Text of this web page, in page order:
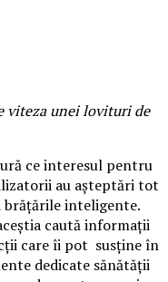
viteza unei lovituri de
ce interesul pentru
au așteptări tot
brățările inteligente.
caută informații
care îi pot susține în
dedicate sănătății